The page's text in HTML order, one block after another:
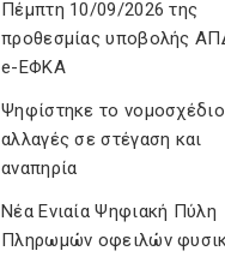
Πέμπτη 10/09/2026 της
προθεσμίας υποβολής
e-ΕΦΚΑ
Ψηφίστηκε το νομοσχέδιο
αλλαγές σε στέγαση και
αναπηρία
Νέα Ενιαία Ψηφιακή Πύλη
Πληρωμών οφειλών